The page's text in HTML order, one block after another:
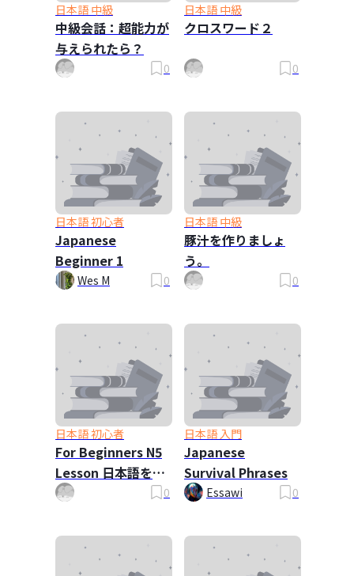
日本語 中級
中級会話：超能力が
与えられたら？
0
日本語 中級
クロスワード２
0
日本語 初心者
Japanese
Beginner 1
Wes M 0
日本語 中級
豚汁を作りましょ
う。
0
日本語 初心者
For Beginners N5
Lesson 日本語を勉
強しましょう
0
日本語 入門
Japanese
Survival Phrases
Essawi 0